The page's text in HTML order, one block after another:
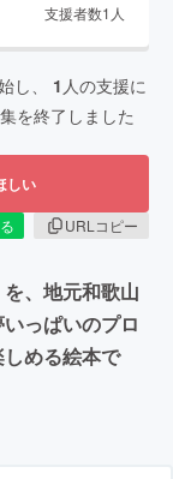
支援者数1 人
し、 1 人の支援に
を終了しました
しい
URLコピー
、地元和歌山
っぱいのプロ
める絵本で